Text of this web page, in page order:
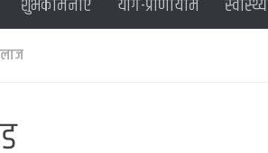
शुभकामनाएं योग-प्राणायाम स्वास्थ्य